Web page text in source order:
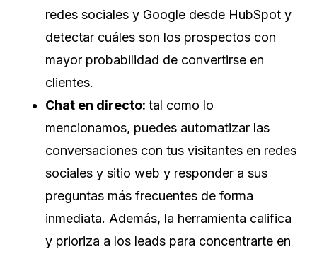
redes sociales y Google desde HubSpot y
detectar cuáles son los prospectos con
mayor probabilidad de convertirse en
clientes.
Chat en directo: tal como lo
mencionamos, puedes automatizar las
conversaciones con tus visitantes en redes
sociales y sitio web y responder a sus
preguntas más frecuentes de forma
inmediata. Además, la herramienta califica
y prioriza a los leads para concentrarte en